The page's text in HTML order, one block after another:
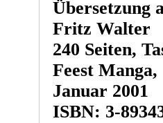
Übersetzung
Fritz Walter
240 Seiten,
Feest
Januar 2001
ISBN: 3-